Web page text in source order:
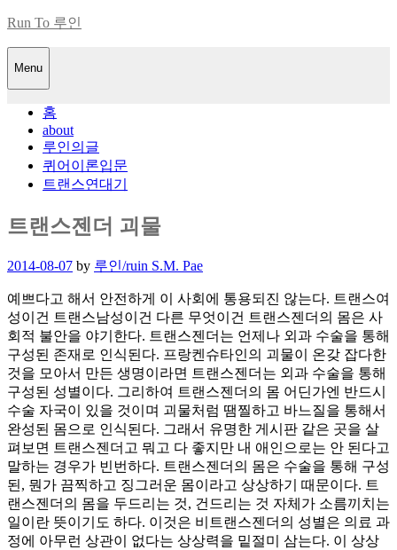
Skip
content
Run To 루인
Menu
홈
about
루인의글
퀴어이론입문
트랜스연대기
트랜스젠더 괴물
Posted
2014-08-07 by 루인/ruin S.M. Pae
예쁘다고 해서 안전하게 이 사회에 통용되진 않는다. 트랜스여
성이건 트랜스남성이건 다른 무엇이건 트랜스젠더의 몸은 사
회적 불안을 야기한다. 트랜스젠더는 언제나 외과 수술을 통해
구성된 존재로 인식된다. 프랑켄슈타인의 괴물이 온갖 잡다한
것을 모아서 만든 생명이라면 트랜스젠더는 외과 수술을 통해
구성된 성별이다. 그리하여 트랜스젠더의 몸 어딘가엔 반드시
수술 자국이 있을 것이며 괴물처럼 땜찔하고 바느질을 통해서
완성된 몸으로 인식된다. 그래서 유명한 게시판 같은 곳을 살
펴보면 트랜스젠더고 뭐고 다 좋지만 내 애인으로는 안 된다고
말하는 경우가 빈번하다. 트랜스젠더의 몸은 수술을 통해 구성
된, 뭔가 끔찍하고 징그러운 몸이라고 상상하기 때문이다. 트
랜스젠더의 몸을 두드리는 것, 건드리는 것 자체가 소름끼치는
일이란 뜻이기도 하다. 이것은 비트랜스젠더의 성별은 의료 과
정에 아무런 상관이 없다는 상상력을 밑절미 삼는다. 이 상상